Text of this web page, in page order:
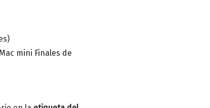
mini Finales de